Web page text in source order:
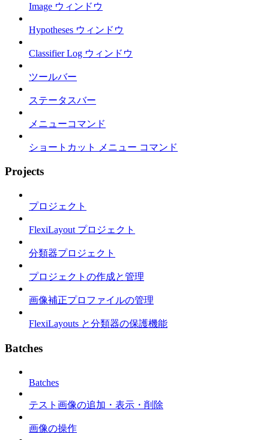
Image ウィンドウ
Hypotheses ウィンドウ
Classifier Log ウィンドウ
ツールバー
ステータスバー
メニューコマンド
ショートカット メニュー コマンド
Projects
プロジェクト
FlexiLayout プロジェクト
分類器プロジェクト
プロジェクトの作成と管理
画像補正プロファイルの管理
FlexiLayouts と分類器の保護機能
Batches
Batches
テスト画像の追加・表示・削除
画像の操作